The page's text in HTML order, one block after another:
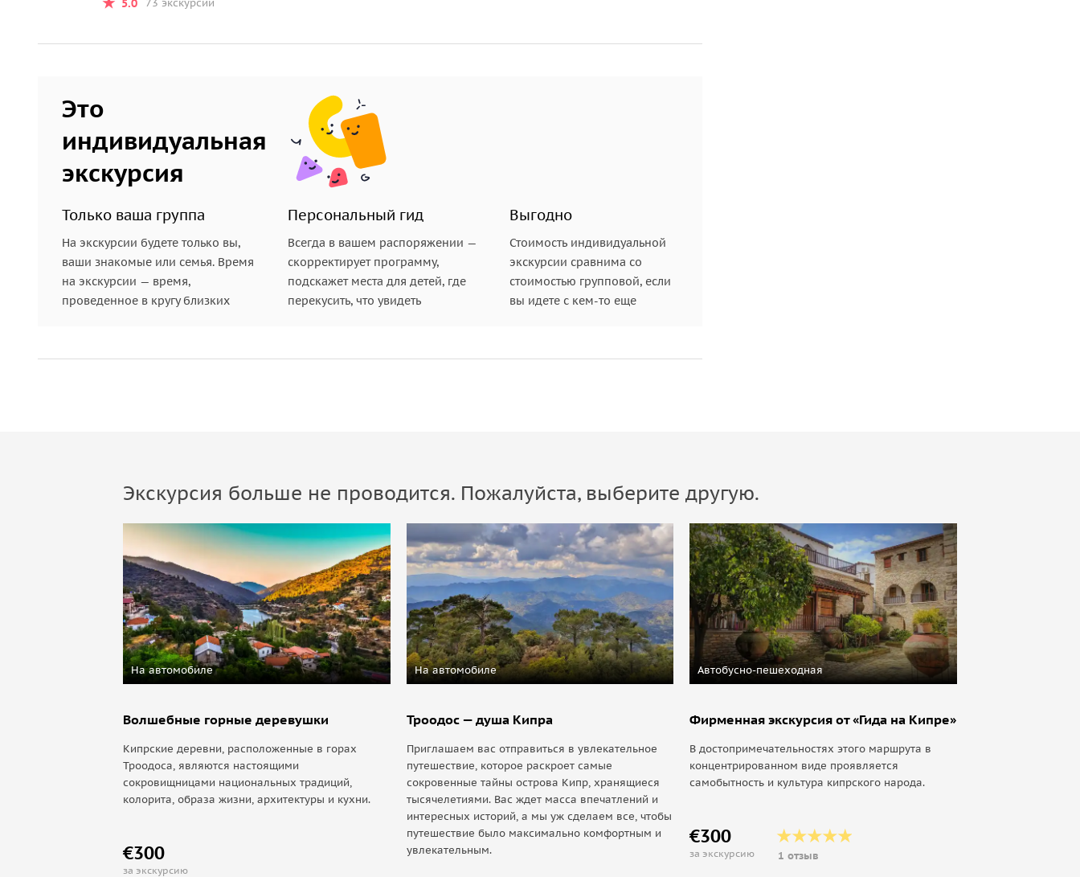
подвергались процессам стачивания и выветривания.
рекой более тысячи лет назад. Со временем река пересохла и сейчас здесь остался лишь небольшой
ручей. Вы отправитесь на небольшую прогулку вдоль самого впечатляющего каньона на Кипре.
Купальни Афродиты
у подножия самой высокой вершины Акамаса. Здесь, согласно
древнегреческой мифологии, богиня любви и красоты любила принимать ванны и тайно встречаться
Организационные детали:
• Транспорт, на котором проводятся экскурсии: стандартный легковой автомобиль (до 4 пассажиров);
Mercedes V-class (до 7 пассажиров); микроавтобус Toyota Hiace (до 11 пассажиров).
73 экскурсии
Это
индивидуальная
экскурсия
Только ваша группа
На экскурсии будете только вы,
ваши знакомые или семья. Время
на экскурсии — время,
проведенное в кругу близких
Персональный гид
Всегда в вашем распоряжении —
скорректирует программу,
подскажет места для детей, где
перекусить, что увидеть
Выгодно
Стоимость индивидуальной
экскурсии сравнима со
стоимостью групповой, если
вы идете с кем-то еще
Экскурсия больше не проводится. Пожалуйста, выберите другую.
На автомобиле
Волшебные горные деревушки
Кипрские деревни, расположенные в горах
Троодоса, являются настоящими
сокровищницами национальных традиций,
колорита, образа жизни, архитектуры и кухни.
€300
за экскурсию
На автомобиле
Троодос — душа Кипра
Приглашаем вас отправиться в увлекательное
путешествие, которое раскроет самые
сокровенные тайны острова Кипр, хранящиеся
тысячелетиями. Вас ждет масса впечатлений и
интересных историй, а мы уж сделаем все, чтобы
путешествие было максимально комфортным и
увлекательным.
Автобусно-пешеходная
Фирменная экскурсия от «Гида на Кипре»
В достопримечательностях этого маршрута в
концентрированном виде проявляется
самобытность и культура кипрского народа.
€300
за экскурсию 1 отзыв